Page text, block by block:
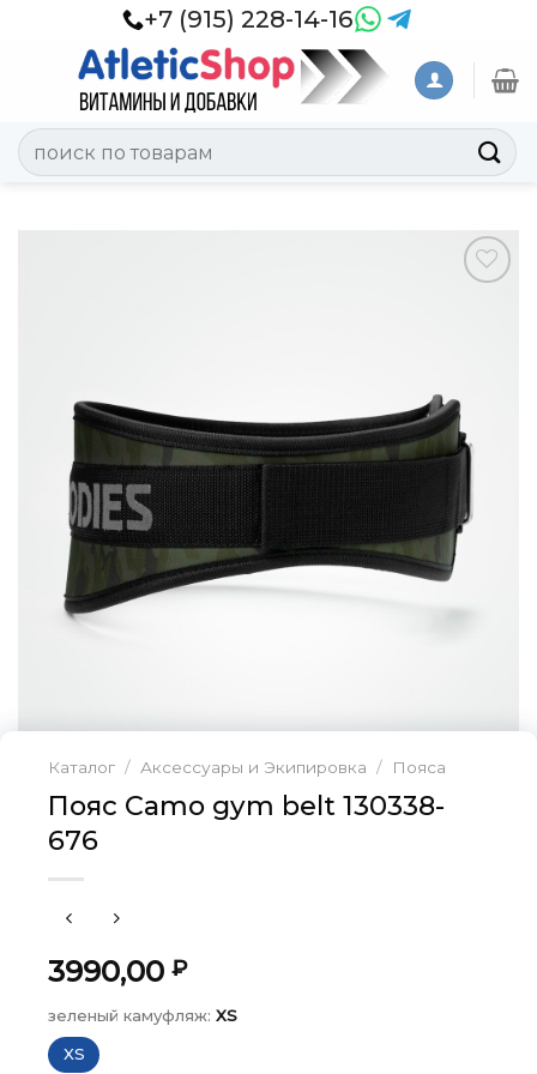
+7 (915) 228-14-16
Искать:
Каталог / Аксессуары и Экипировка / Пояса
Пояс Camo gym belt 130338-
676
3990,00 ₽
зеленый камуфляж: XS
XS